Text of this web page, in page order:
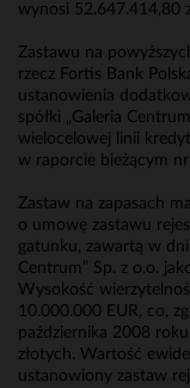
wynosi 52.647.414,80
Zastawu na
rzecz Fortis Bank
ustanowienia
spółki „Galeria
wielocelowej linii
w raporcie bieżącym
Zastaw na zapasach
o umowę zastawu
gatunku, zawartą w
Centrum” Sp. z o.o.
Wysokość
10.000.000 EUR, co,
października 2008
złotych. Wartość
ustanowiony zastaw